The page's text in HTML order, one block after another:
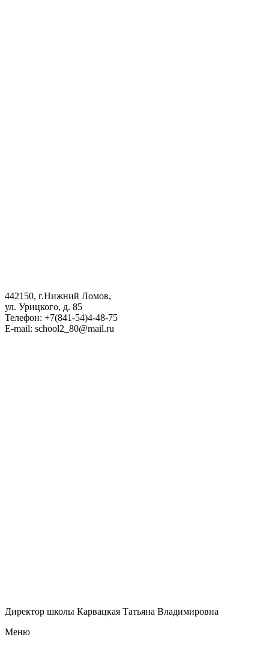
442150, г.Нижний Ломов,
ул. Урицкого, д. 85
Телефон: +7(841-54)4-48-75
E-mail: school2_80@mail.ru
Директор школы Карвацкая Татьяна Владимировна
Меню